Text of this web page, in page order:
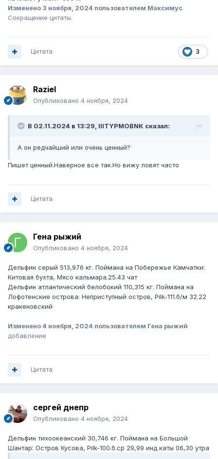
Изменено 3 ноября, 2024 пользователем Максимус
Сокращение цитаты.
3
Цитата
Raziel
Опубликовано 4 ноября, 2024
В 02.11.2024 в 13:29, IIITYPMOBNK сказал:
А он редчайший или очень ценный?
Пишет ценный.Наверное все так.Но вижу ловят часто
Цитата
Гена рыжий
Опубликовано 4 ноября, 2024
Дельфин серый 513,976 кг. Поймана на Побережье Камчатки:
Китовая бухта, Мясо кальмара.25.43 чат
Дельфин атлантический белобокий 110,315 кг. Поймана на
Лофотенские острова: Неприступный остров, Pilk-111.б/м 32.22
кракеновский
Изменено4 ноября, 2024 пользователем Гена рыжий
добавление
Цитата
сергей днепр
Опубликовано 4 ноября, 2024
Дельфин тихоокеанский 30,746 кг. Поймана на Большой
Шантар: Остров Кусова, Pilk-100.б.ср 29,99 инд каты 06,30 утра